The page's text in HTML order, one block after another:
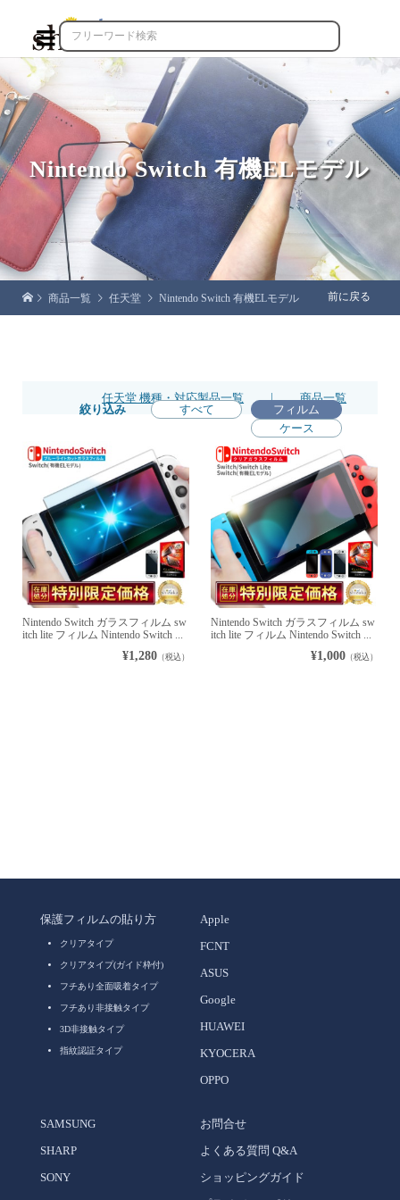

Nintendo Switch 有機ELモデル
商品一覧 任天堂 Nintendo Switch 有機ELモデル 前に戻る
任天堂 機種・対応製品一覧 |
商品一覧
絞り込み
すべて
フィルム
ケース
Nintendo Switch ガラスフィルム sw
itch lite フィルム Nintendo Switch ...
¥1,280（税込）
Nintendo Switch ガラスフィルム sw
itch lite フィルム Nintendo Switch ...
¥1,000 （税込）
保護フィルムの貼り方
クリアタイプ
クリアタイプ(ガイド枠付)
フチあり全面吸着タイプ
フチあり非接触タイプ
3D非接触タイプ
指紋認証タイプ
Apple
FCNT
ASUS
Google
HUAWEI
KYOCERA
OPPO
SAMSUNG
SHARP
SONY
お問合せ
よくある質問 Q&A
ショッピングガイド